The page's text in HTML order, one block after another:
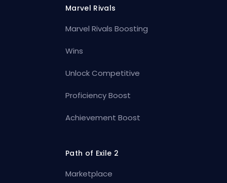
Marvel Rivals
Marvel Rivals Boosting
Wins
Unlock Competitive
Proficiency Boost
Achievement Boost
Path of Exile 2
Marketplace